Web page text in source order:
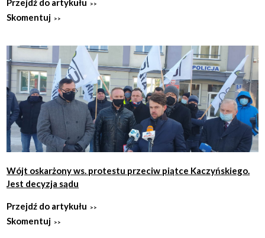
Przejdź do artykułu
Skomentuj
Wójt oskarżony ws. protestu przeciw piątce Kaczyńskiego.
Jest decyzja sądu
Przejdź do artykułu
Skomentuj